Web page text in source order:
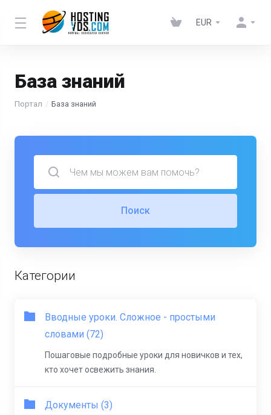
EUR
База знаний
Портал База знаний
Поиск
Категории
Вводные уроки. Сложное - простыми
словами (72)
Пошаговые подробные уроки для новичков и тех,
кто хочет освежить знания.
Документы (3)